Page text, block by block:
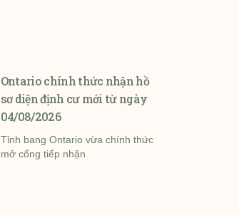
Ontario chính thức nhận hồ
sơ diện định cư mới từ ngày
04/08/2026
Tỉnh bang Ontario vừa chính thức
mở cổng tiếp nhận